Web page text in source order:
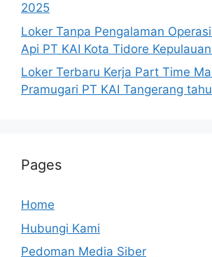
2025
Loker Tanpa Pengalaman
Api PT KAI Kota Tidore
Loker Terbaru Kerja Part Time
Pramugari PT KAI Tangerang
Pages
Home
Hubungi Kami
Pedoman Media Siber